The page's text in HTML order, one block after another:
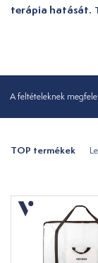
terápia hatását.
A feltételeknek
TOP termékek